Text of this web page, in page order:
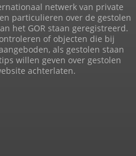
netwerk van private
particulieren over de gestolen
het GOR staan geregistreerd.
of objecten die bij
als gestolen staan
willen geven over gestolen
achterlaten.